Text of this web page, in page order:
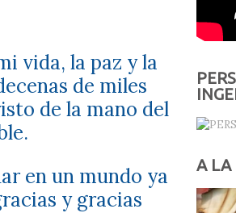
vida, la paz y la
de miles
de la mano del
en un mundo ya
y gracias
A LA